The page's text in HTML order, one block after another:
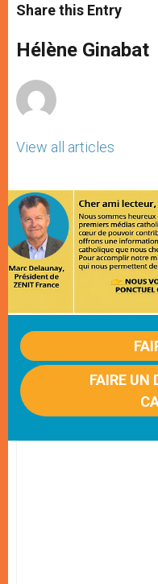
t
s
p
p
s
e
g
e
e
b
o
k
r
Share this Entry
Hélène Ginabat
View all articles
FAIRE UN